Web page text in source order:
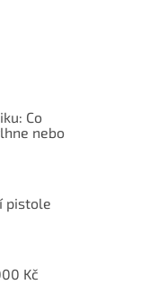
Co
nebo
pistole
Kč